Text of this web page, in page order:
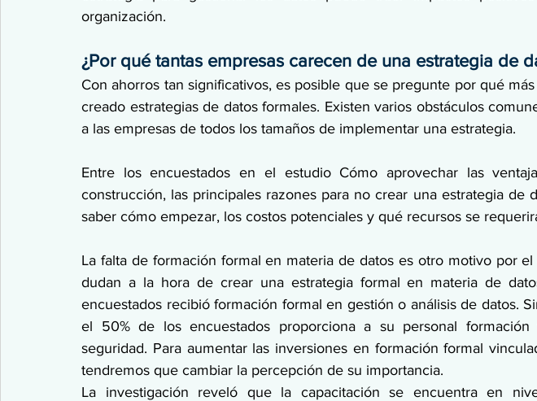
organización.
¿Por qué tantas empresas carecen de una estrategia de
Con ahorros tan significativos, es posible que se pregunte por qué
creado estrategias de datos formales. Existen varios obstáculos
a las empresas de todos los tamaños de implementar una estrategia.
Entre los encuestados en el estudio Cómo aprovechar las
construcción, las principales razones para no crear una estrategia de
saber cómo empezar, los costos potenciales y qué recursos se
La falta de formación formal en materia de datos es otro motivo por
dudan a la hora de crear una estrategia formal en materia de
encuestados recibió formación formal en gestión o análisis de datos.
el 50% de los encuestados proporciona a su personal
seguridad. Para aumentar las inversiones en formación formal
tendremos que cambiar la percepción de su importancia.
La investigación reveló que la capacitación se encuentra en